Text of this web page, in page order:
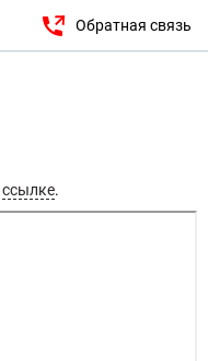
Обратная связь
ссылке.